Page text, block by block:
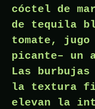
cóctel de
de tequila
tomate,
picante– un
Las
la textura
elevan la